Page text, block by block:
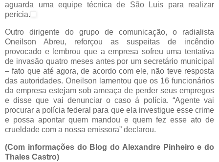
aguarda uma equipe técnica de São Luis para realizar
perícia.
Outro dirigente do grupo de comunicação, o radialista
Oneilson Abreu, reforçou as suspeitas de incêndio
provocado e lembrou que a empresa sofreu uma tentativa
de invasão quatro meses antes por um secretário municipal
– fato que até agora, de acordo com ele, não teve resposta
das autoridades. Oneilson lamentou que os 16 funcionários
da empresa estejam sob ameaça de perder seus empregos
e disse que vai denunciar o caso á polícia. “Agente vai
procurar a polícia federal para que ela investigue esse crime
e possa apontar quem mandou e quem fez esse ato de
crueldade com a nossa emissora” declarou.
(Com informações do Blog do Alexandre Pinheiro e do
Thales Castro)